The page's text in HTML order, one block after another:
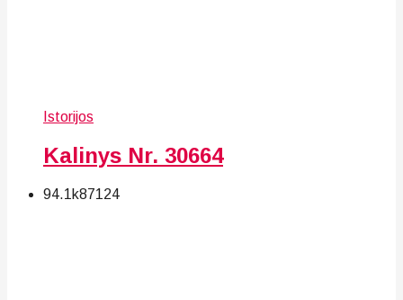
Istorijos
Kalinys Nr. 30664
94.1k87124